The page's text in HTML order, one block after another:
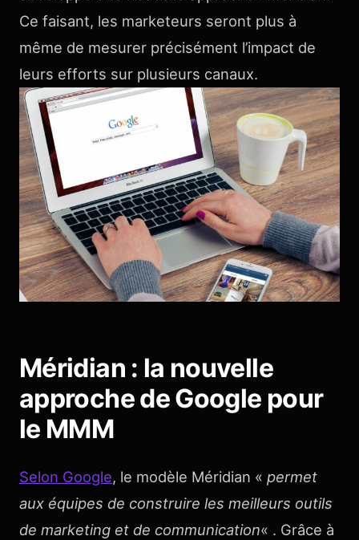
Ce faisant, les marketeurs seront plus à
même de mesurer précisément l’impact de
leurs efforts sur plusieurs canaux.
Méridian : la nouvelle
approche de Google pour
le MMM
Selon Google, le modèle Méridian « permet
aux équipes de construire les meilleurs outils
de marketing et de communication« . Grâce à